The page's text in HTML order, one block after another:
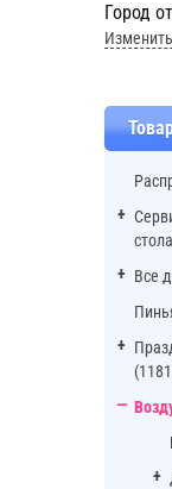
Город
Все